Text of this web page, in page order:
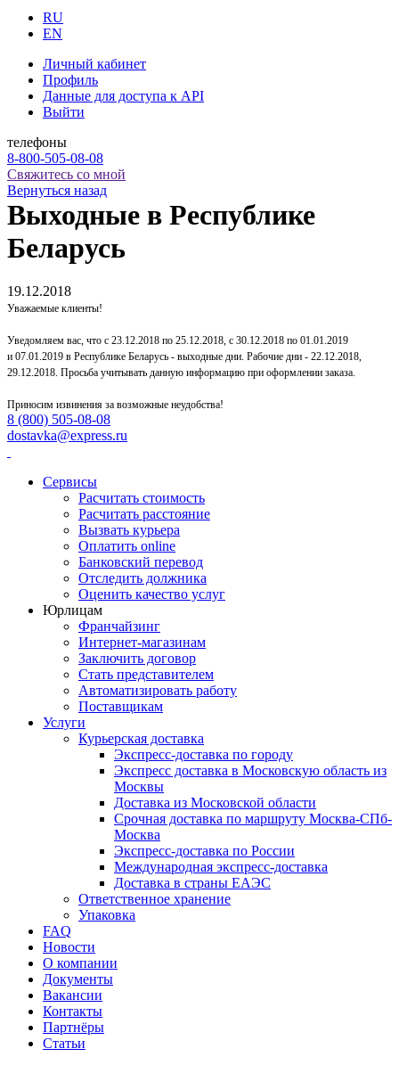
RU
EN
Личный кабинет
Профиль
Данные для доступа к API
Выйти
телефоны
8-800-505-08-08
Свяжитесь со мной
Вернуться назад
Выходные в Республике
Беларусь
19.12.2018
Уважаемые клиенты!
Уведомляем вас, что с 23.12.2018 по 25.12.2018, с 30.12.2018 по 01.01.2019
и 07.01.2019 в Республике Беларусь - выходные дни. Рабочие дни - 22.12.2018,
29.12.2018. Просьба учитывать данную информацию при оформлении заказа.
Приносим извинения за возможные неудобства!
8 (800) 505-08-08
dostavka@express.ru
Сервисы
Расчитать стоимость
Расчитать расстояние
Вызвать курьера
Оплатить online
Банковский перевод
Отследить должника
Оценить качество услуг
Юрлицам
Франчайзинг
Интернет-магазинам
Заключить договор
Стать представителем
Автоматизировать работу
Поставщикам
Услуги
Курьерская доставка
Экспресс-доставка по городу
Экспресс доставка в Московскую область из
Москвы
Доставка из Московской области
Срочная доставка по маршруту Москва-СПб-
Москва
Экспресс-доставка по России
Международная экспресс-доставка
Доставка в страны ЕАЭС
Ответственное хранение
Упаковка
FAQ
Новости
О компании
Документы
Вакансии
Контакты
Партнёры
Статьи